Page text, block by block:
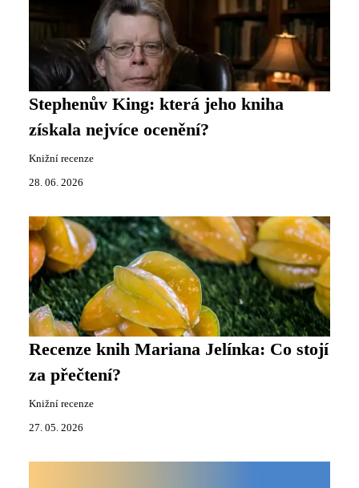
Stephenův King: která jeho kniha
získala nejvíce ocenění?
Knižní recenze
28. 06. 2026
Recenze knih Mariana Jelínka: Co stojí
za přečtení?
Knižní recenze
27. 05. 2026